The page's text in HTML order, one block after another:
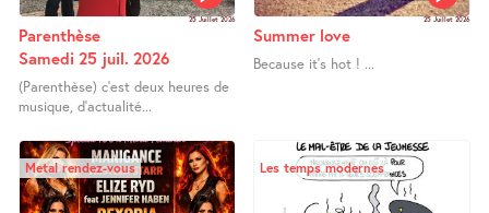
25 Juillet 2026
Parenthèse
Samedi 25 juil. 2026
(Parenthèse) c’est deux heures de
musique, d’actualité...
25 Juillet 2026
Summer love
Because it’s hot ! ...
Metal rendez-vous Les temps modernes